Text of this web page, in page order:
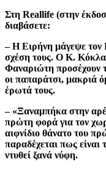
Στη Reallife (στην
διαβάσετε:
– Η Ειρήνη μάγεψε
σχέση τους. Ο Κ.
Φαναριώτη προσέχουν
οι παπαράτσι, μακριά
έρωτά τους.
– «Ξαναμπήκα στην
πρώτη φορά για τον
αιφνίδιο θάνατο του
παραδέχεται πως είναι
ντυθεί ξανά νύφη.